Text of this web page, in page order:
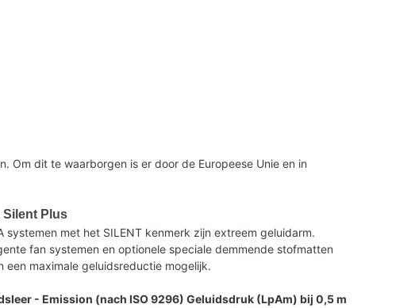
Om dit te waarborgen is er door de Europeese Unie en in
Silent Plus
systemen met het SILENT kenmerk zijn extreem geluidarm.
fan systemen en optionele speciale demmende stofmatten
een maximale geluidsreductie mogelijk.
- Emission (nach ISO 9296) Geluidsdruk (LpAm) bij 0,5 m